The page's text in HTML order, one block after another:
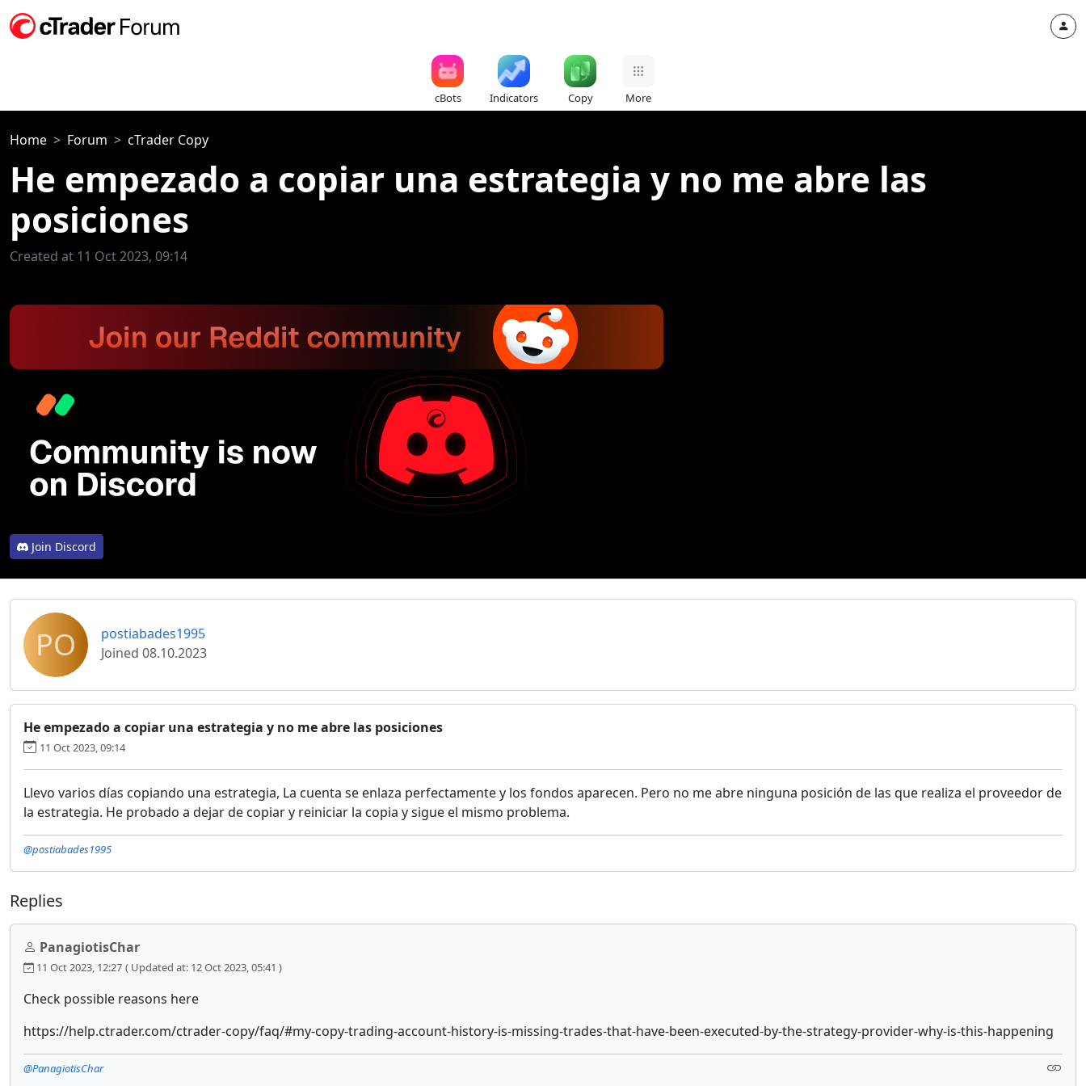
cBots Indicators Copy More
Home Forum cTrader Copy
He empezado a copiar una estrategia y no me abre las
posiciones
Created at 11 Oct 2023, 09:14
Join Discord
PO
postiabades1995
Joined 08.10.2023
He empezado a copiar una estrategia y no me abre las posiciones
11 Oct 2023, 09:14
Llevo varios días copiando una estrategia, La cuenta se enlaza perfectamente y los fondos aparecen. Pero no me abre ninguna posición de las que realiza el proveedor de
la estrategia. He probado a dejar de copiar y reiniciar la copia y sigue el mismo problema.
@postiabades1995
Replies
PanagiotisChar
11 Oct 2023, 12:27 ( Updated at: 12 Oct 2023, 05:41 )
Check possible reasons here
https://help.ctrader.com/ctrader-copy/faq/#my-copy-trading-account-history-is-missing-trades-that-have-been-executed-by-the-strategy-provider-why-is-this-happening
@PanagiotisChar